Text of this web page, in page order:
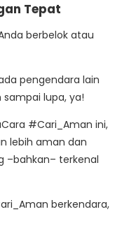
Tepat
berbelok atau
pengendara lain
lupa, ya!
#Cari_Aman ini,
lebih aman dan
–bahkan– terkenal
berkendara,